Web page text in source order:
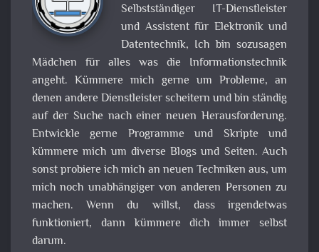
Selbstständiger IT-Dienstleister
und Assistent für Elektronik und
Datentechnik, Ich bin sozusagen
Mädchen für alles was die Informationstechnik
angeht. Kümmere mich gerne um Probleme, an
denen andere Dienstleister scheitern und bin ständig
auf der Suche nach einer neuen Herausforderung.
Entwickle gerne Programme und Skripte und
kümmere mich um diverse Blogs und Seiten. Auch
sonst probiere ich mich an neuen Techniken aus, um
mich noch unabhängiger von anderen Personen zu
machen. Wenn du willst, dass irgendetwas
funktioniert, dann kümmere dich immer selbst
darum.